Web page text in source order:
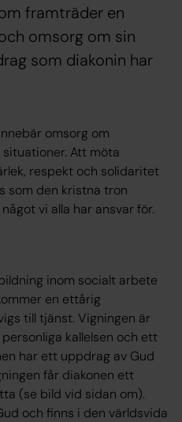
framträder en
omsorg om sin
som diakonin har
omsorg om
Att möta
respekt och solidaritet
som den kristna tron
vi alla har ansvar för.
inom socialt arbete
en ettårig
till tjänst. Vigningen är
kallelsen och ett
har ett uppdrag av Gud
får diakonen ett
(se bild vid sidan om).
och finns i den världsvida